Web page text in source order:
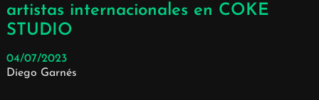
artistas internacionales en COKE
STUDIO
04/07/2023
Diego Garnés